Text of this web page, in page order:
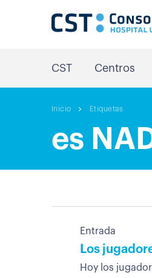
CST Centros
Inicio Etiquetas
es
Entrada
Los
Hoy los